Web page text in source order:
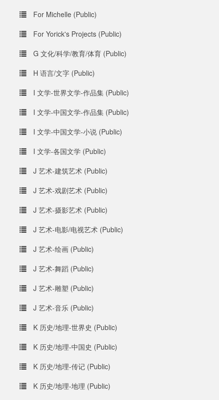
For Michelle (Public)
For Yorick's Projects (Public)
G 文化/科学/教育/体育 (Public)
H 语言/文字 (Public)
I 文学-世界文学-作品集 (Public)
I 文学-中国文学-作品集 (Public)
I 文学-中国文学-小说 (Public)
I 文学-各国文学 (Public)
J 艺术-建筑艺术 (Public)
J 艺术-戏剧艺术 (Public)
J 艺术-摄影艺术 (Public)
J 艺术-电影/电视艺术 (Public)
J 艺术-绘画 (Public)
J 艺术-舞蹈 (Public)
J 艺术-雕塑 (Public)
J 艺术-音乐 (Public)
K 历史/地理-世界史 (Public)
K 历史/地理-中国史 (Public)
K 历史/地理-传记 (Public)
K 历史/地理-地理 (Public)